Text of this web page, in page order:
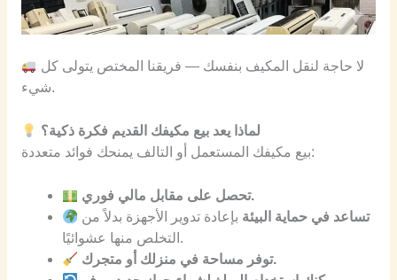
شيء.
لماذا يعد بيع مكيفك القديم فكرة ذكية؟
بيع مكيفك المستعمل أو التالف يمنحك فوائد متعددة:
تحصل على مقابل مالي فوري.
تساعد في حماية البيئة بإعادة تدوير الأجهزة بدلاً من
التخلص منها عشوائيًا.
توفر مساحة في منزلك أو متجرك.